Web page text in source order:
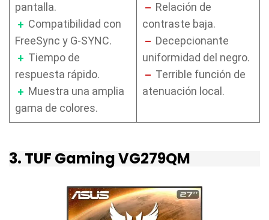
pantalla.
+ Compatibilidad con
FreeSync y G-SYNC.
+ Tiempo de
respuesta rápido.
+ Muestra una amplia
gama de colores.
– Relación de
contraste baja.
– Decepcionante
uniformidad del negro.
– Terrible función de
atenuación local.
3. TUF Gaming VG279QM